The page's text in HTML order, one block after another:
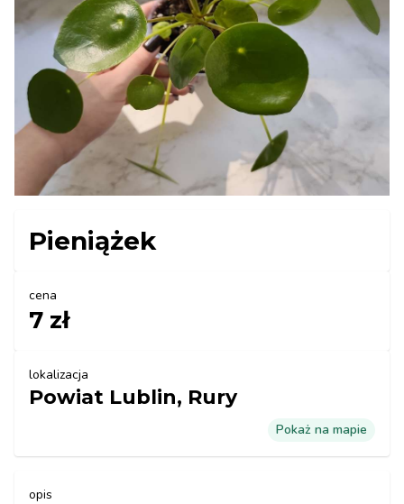
Pieniążek
cena
7 zł
lokalizacja
Powiat Lublin, Rury
Pokaż na mapie
opis